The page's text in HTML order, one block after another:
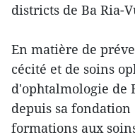
districts de Ba Ria-
​En matière de
cécité et de soins
d'ophtalmologie de
depuis sa fondation
formations ​aux